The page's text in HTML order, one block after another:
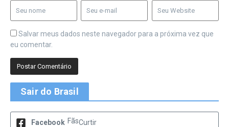
Salvar meus dados neste navegador para a próxima vez que
eu comentar.
Sair do Brasil
Facebook FãsCurtir